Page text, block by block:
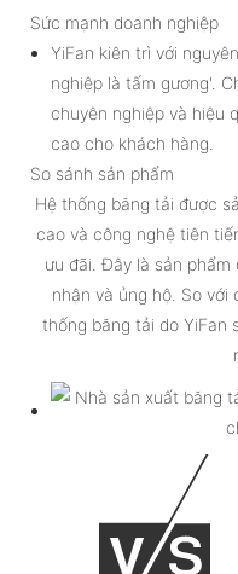
Sức mạnh doanh nghiệp
YiFan kiên trì với
nghiệp là tấm gương'.
chuyên nghiệp và hiệu
cao cho khách hàng.
So sánh sản phẩm
Hệ thống băng tải được
cao và công nghệ tiên
ưu đãi. Đây là sản
nhận và ủng hộ. So
thống băng tải do YiFan